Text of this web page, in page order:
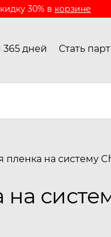
30% в корзине
365 дней Стать
на систему